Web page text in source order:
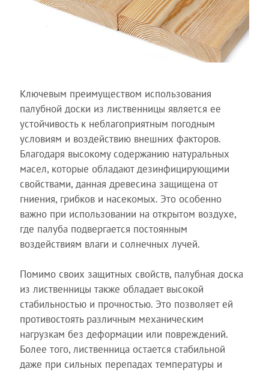
Ключевым преимуществом использования
палубной доски из лиственницы является ее
устойчивость к неблагоприятным погодным
условиям и воздействию внешних факторов.
Благодаря высокому содержанию натуральных
масел, которые обладают дезинфицирующими
свойствами, данная древесина защищена от
гниения, грибков и насекомых. Это особенно
важно при использовании на открытом воздухе,
где палуба подвергается постоянным
воздействиям влаги и солнечных лучей.
Помимо своих защитных свойств, палубная доска
из лиственницы также обладает высокой
стабильностью и прочностью. Это позволяет ей
противостоять различным механическим
нагрузкам без деформации или повреждений.
Более того, лиственница остается стабильной
даже при сильных перепадах температуры и